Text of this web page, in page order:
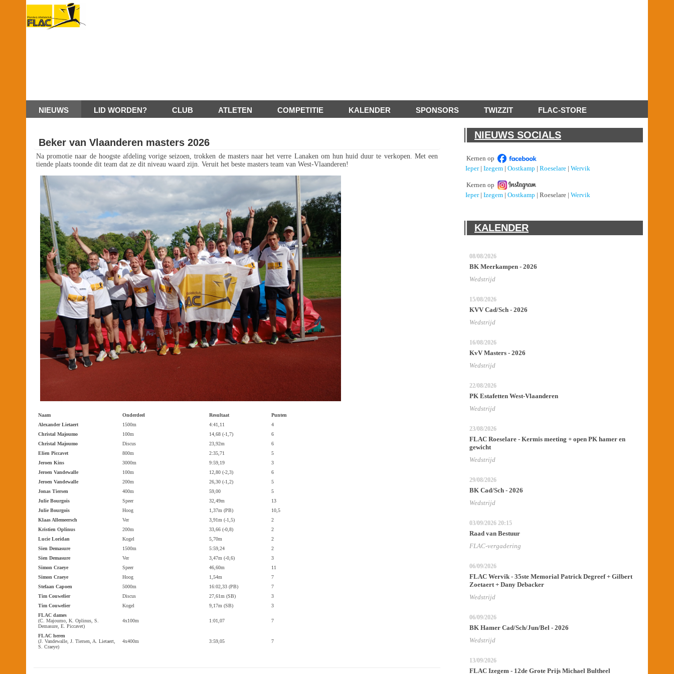
NIEUWS LID WORDEN? CLUB ATLETEN COMPETITIE KALENDER SPONSORS TWIZZIT FLAC-STORE
Beker van Vlaanderen masters 2026
Na promotie naar de hoogste afdeling vorige seizoen, trokken de masters naar het verre Lanaken om hun huid duur te verkopen. Met een
tiende plaats toonde dit team dat ze dit niveau waard zijn. Veruit het beste masters team van West-Vlaanderen!
Naam Onderdeel Resultaat
Punten
Alexander Lietaert
1500m 4:41,11
4
Christal Majoumo
100m 14,68 (-1,7)
6
Christal Majoumo
Discus 23,92m
6
Elien Piccavet
800m 2:35,71
5
Jeroen Kins
3000m 9:59,19
3
Jeroen Vandewalle
100m 12,80 (-2,3)
6
Jeroen Vandewalle
200m 26,30 (-1,2)
5
Jonas Tiersen
400m 59,00
5
Julie Bourgois
Speer 32,49m
13
Julie Bourgois
Hoog 1,37m (PB)
10,5
Klaas Allemeersch
Ver 3,91m (-1,5)
2
Kristien Oplinus
200m 33,66 (-0,8)
2
Lucie Loridan
Kogel 5,70m
2
Sien Demasure
1500m 5:59,24
2
Sien Demasure
Ver 3,47m (-0,6)
3
Simon Craeye
Speer 46,60m
11
Simon Craeye
Hoog 1,54m
7
Stefaan Capoen
5000m 16:02,33 (PB)
7
Tim Couwelier
Discus 27,61m (SB)
3
Tim Couwelier
Kogel 9,17m (SB)
3
FLAC dames
(C. Majoumo, K. Oplinus, S.
Demasure, E. Piccavet)
4x100m 1:01,07 7
FLAC heren
(J. Vandewalle, J. Tiersen, A. Lietaert,
S. Craeye)
4x400m 3:59,05 7
NIEUWS SOCIALS
Kernen op
Ieper| Izegem | Oostkamp | Roeselare | Wervik
Kernen op
Ieper| Izegem | Oostkamp | Roeselare | Wervik
KALENDER
08/08/2026
BK Meerkampen - 2026
Wedstrijd
15/08/2026
KVV Cad/Sch - 2026
Wedstrijd
16/08/2026
KvV Masters - 2026
Wedstrijd
22/08/2026
PK Estafetten West-Vlaanderen
Wedstrijd
23/08/2026
FLAC Roeselare - Kermis meeting + open PK hamer en
gewicht
Wedstrijd
29/08/2026
BK Cad/Sch - 2026
Wedstrijd
03/09/2026 20:15
Raad van Bestuur
FLAC-vergadering
06/09/2026
FLAC Wervik - 35ste Memorial Patrick Degreef + Gilbert
Zoetaert + Dany Debacker
Wedstrijd
06/09/2026
BK Hamer Cad/Sch/Jun/Bel - 2026
Wedstrijd
13/09/2026
FLAC Izegem - 12de Grote Prijs Michael Bultheel